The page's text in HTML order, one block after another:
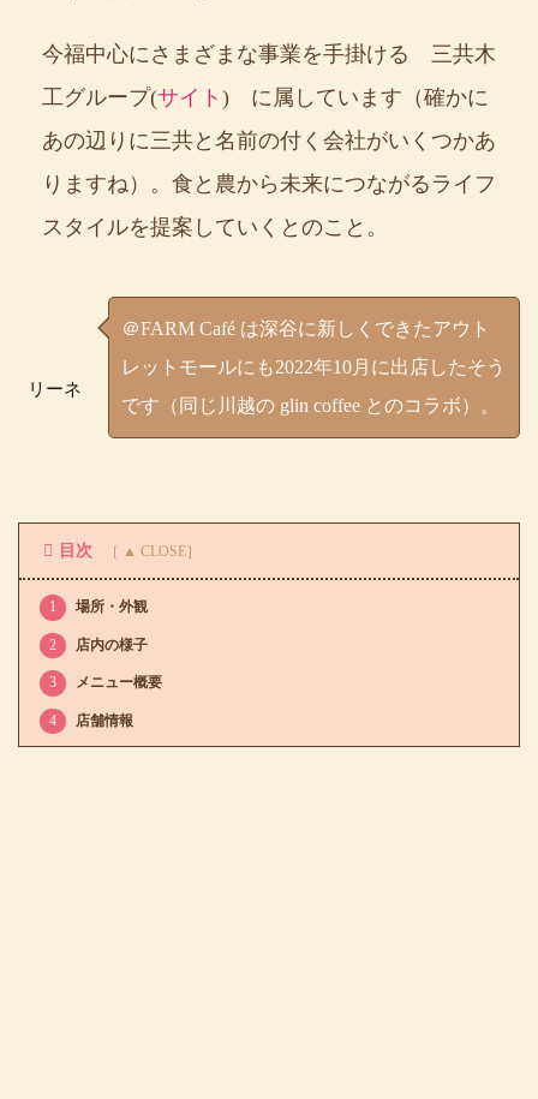
今福中心にさまざまな事業を手掛ける 三共木
工グループ(サイト ) に属しています（確かに
あの辺りに三共と名前の付く会社がいくつかあ
りますね）。食と農から未来につながるライフ
スタイルを提案していくとのこと。
リーネ
＠FARM Café は深谷に新しくできたアウト
レットモールにも2022年10月に出店したそう
です（同じ川越の glin coffee とのコラボ）。
目次
1 場所・外観
2 店内の様子
3 メニュー概要
4 店舗情報